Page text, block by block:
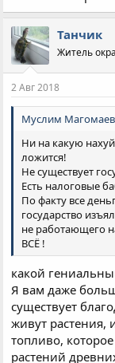
Танчик
Житель
2 Авг 2018
Муслим Магомаев
Ни на какую
ложится!
Не существует
Есть налоговые
По факту все
государство
не работающего
ВСЁ !
какой
Я вам даже
существует
живут
топливо,
растений